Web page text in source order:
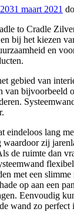
31 maart 2021
to Cradle
bij het kiezen
en
gebied van
van bijvoorbeeld
eindeloos lang
waardoor zij
de ruimte dan
met een
op aan een
Eenvoudig
wand zo perfect